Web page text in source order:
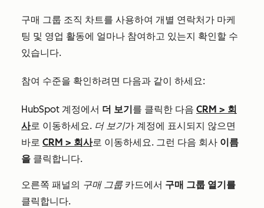
구매 그룹 조직 차트를 사용하여 개별 연락처가 마케
팅 및 영업 활동에 얼마나 참여하고 있는지 확인할 수
있습니다.
참여 수준을 확인하려면 다음과 같이 하세요:
HubSpot 계정에서 더 보기 를 클릭한 다음 CRM > 회
사로 이동하세요. 더 보기가 계정에 표시되지 않으면
바로 CRM > 회사로 이동하세요. 그런 다음 회사 이름
을 클릭합니다.
오른쪽 패널의 구매 그룹 카드에서 구매 그룹 열기를
클릭합니다.